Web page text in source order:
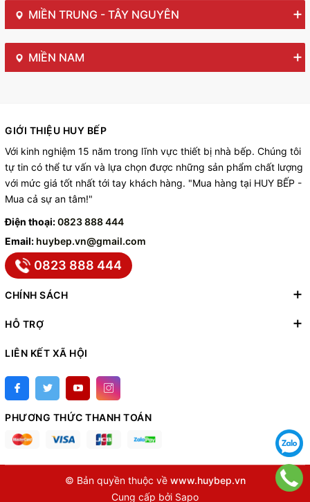
MIỀN TRUNG - TÂY NGUYÊN
MIỀN NAM
GIỚI THIỆU HUY BẾP
Với kinh nghiệm 15 năm trong lĩnh vực thiết bị nhà bếp. Chúng tôi
tự tin có thể tư vấn và lựa chọn được những sản phẩm chất lượng
với mức giá tốt nhất tới tay khách hàng. "Mua hàng tại HUY BẾP -
Mua cả sự an tâm!"
Điện thoại:0823 888 444
Email: huybep.vn@gmail.com
0823 888 444
CHÍNH SÁCH
HỖ TRỢ
LIÊN KẾT XÃ HỘI
PHƯƠNG THỨC THANH TOÁN
© Bản quyền thuộc về www.huybep.vn
Cung cấp bởi Sapo